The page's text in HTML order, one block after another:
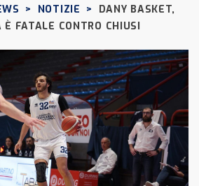
> NOTIZIE >
DANY BASKET,
È FATALE CONTRO CHIUSI